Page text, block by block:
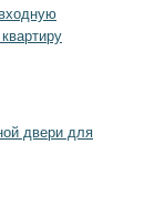
двери для